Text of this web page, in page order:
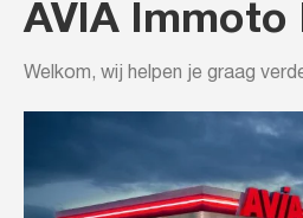
AVIA Immoto
Welkom, wij helpen je graag